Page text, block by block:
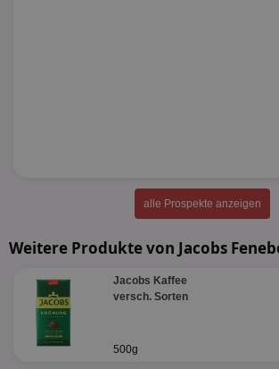
alle Prospekte anzeigen
Weitere Produkte von Jacobs
Jacobs Kaffee
versch. Sorten
500g